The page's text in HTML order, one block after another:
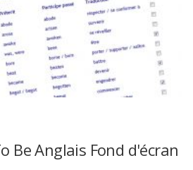
Be Anglais Fond d'écran